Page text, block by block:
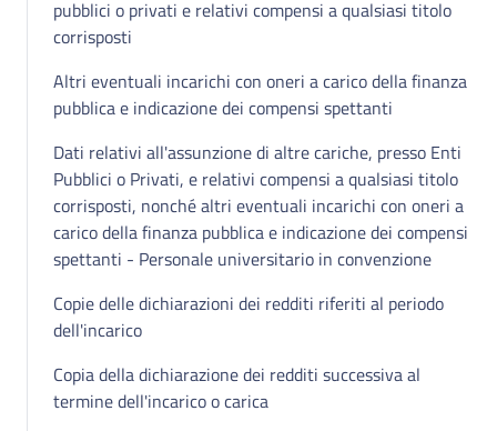
pubblici o privati e relativi compensi a qualsiasi titolo
corrisposti
Altri eventuali incarichi con oneri a carico della finanza
pubblica e indicazione dei compensi spettanti
Dati relativi all'assunzione di altre cariche, presso Enti
Pubblici o Privati, e relativi compensi a qualsiasi titolo
corrisposti, nonché altri eventuali incarichi con oneri a
carico della finanza pubblica e indicazione dei compensi
spettanti - Personale universitario in convenzione
Copie delle dichiarazioni dei redditi riferiti al periodo
dell'incarico
Copia della dichiarazione dei redditi successiva al
termine dell'incarico o carica